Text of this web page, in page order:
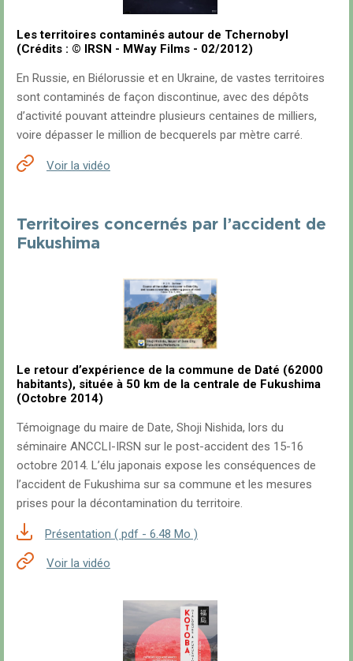
Les territoires contaminés autour de Tchernobyl
(Crédits : © IRSN - MWay Films - 02/2012)
En Russie, en Biélorussie et en Ukraine, de vastes territoires
sont contaminés de façon discontinue, avec des dépôts
d’activité pouvant atteindre plusieurs centaines de milliers,
voire dépasser le million de becquerels par mètre carré.
Voir la vidéo
Territoires concernés par l’accident de
Fukushima
Le retour d’expérience de la commune de Daté (62000
habitants), située à 50 km de la centrale de Fukushima
(Octobre 2014)
Témoignage du maire de Date, Shoji Nishida, lors du
séminaire ANCCLI-IRSN sur le post-accident des 15-16
octobre 2014. L’élu japonais expose les conséquences de
l’accident de Fukushima sur sa commune et les mesures
prises pour la décontamination du territoire.
Présentation ( pdf - 6.48 Mo )
Voir la vidéo